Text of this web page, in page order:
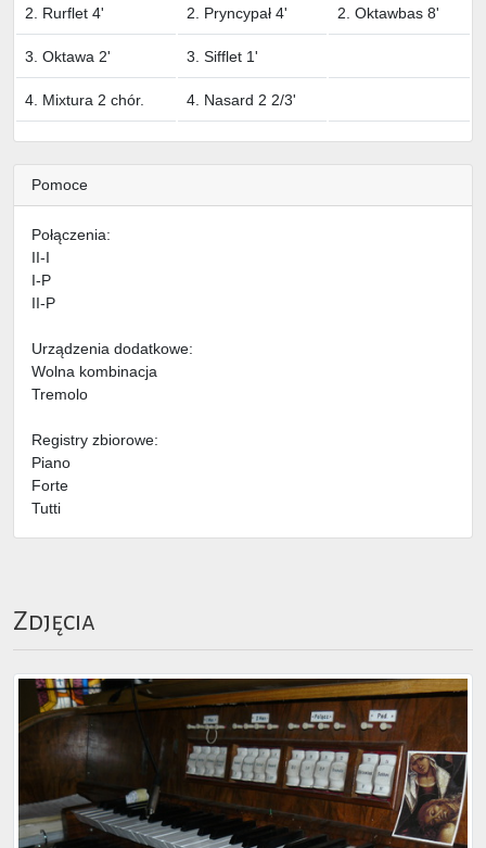
2. Rurflet 4' 2. Pryncypał 4' 2. Oktawbas 8'
3. Oktawa 2' 3. Sifflet 1'
4. Mixtura 2 chór. 4. Nasard 2 2/3'
Pomoce
Połączenia:
II-I
I-P
II-P
Urządzenia dodatkowe:
Wolna kombinacja
Tremolo
Registry zbiorowe:
Piano
Forte
Tutti
Zdjęcia